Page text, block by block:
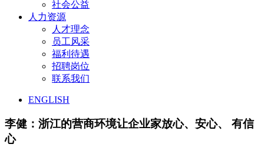
社会公益
人力资源
人才理念
员工风采
福利待遇
招聘岗位
联系我们
ENGLISH
李健：浙江的营商环境让企业家放心、安心、 有信
心